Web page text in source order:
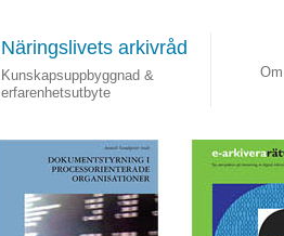
Näringslivets arkivråd
Kunskapsuppbyggnad &
erfarenhetsutbyte